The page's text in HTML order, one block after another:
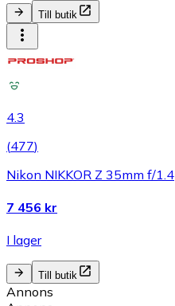
Till butik
4.3
(477)
Nikon NIKKOR Z 35mm f/1.4
7 456 kr
I lager
Till butik
Annons